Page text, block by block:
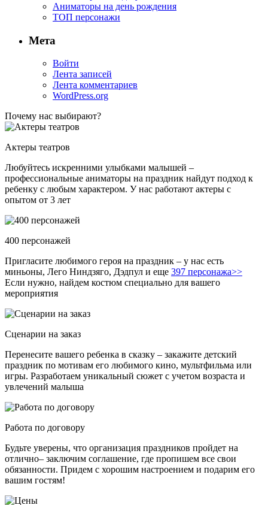
Аниматоры на день рождения
ТОП персонажи
Мета
Войти
Лента записей
Лента комментариев
WordPress.org
Почему нас выбирают?
Актеры театров
Любуйтесь искренними улыбками малышей –
профессиональные аниматоры на праздник найдут подход к
ребенку с любым характером. У нас работают актеры с
опытом от 3 лет
400 персонажей
Пригласите любимого героя на праздник – у нас есть
миньоны, Лего Ниндзяго, Дэдпул и еще 397 персонажа>>
Если нужно, найдем костюм специально для вашего
мероприятия
Сценарии на заказ
Перенесите вашего ребенка в сказку – закажите детский
праздник по мотивам его любимого кино, мультфильма или
игры. Разработаем уникальный сюжет с учетом возраста и
увлечений малыша
Работа по договору
Будьте уверены, что организация праздников пройдет на
отлично– заключим соглашение, где пропишем все свои
обязанности. Придем с хорошим настроением и подарим его
вашим гостям!